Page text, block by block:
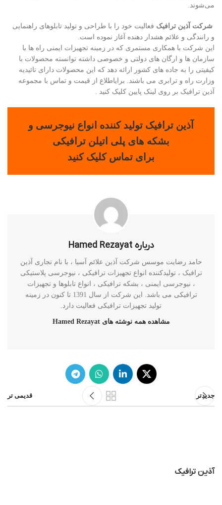
می‌شوند.
شرکت آذین ترافیک فعالیت خود را با طراحی و تولید تابلوهای راهنمایی
و رانندگی و علائم هشدار دهنده آغاز نموده است.
این شرکت با همکاری مستمری که در زمینه تجهیزات ایمنی راه ها با
سازمان ها و ارگان های دولتی و خصوصی داشته توانسته محصولات با
کیفیتی را به جاده های کشور ارائه دهد که این محصولات دارای تائیدیه
وزارت راه و ترابری می باشند. برایاطلاع از قیمت و تماس با مجموعه
آذین ترافیک بر روی لینک پایین کلیک کنید .
آذین ترافیک تولید کننده انواع نیوجرسی و
بشکه های پلی اتیلن ترافیکی
برای تماس کلیک کنید
درباره Hamed Rezayat
حامد رضایت موسس شرکت آذین علائم آسیا ، با نام تجاری آذین
ترافیک ، تولیدکننده انواع تجهیزات ترافیکی ، نیوجرسی پلاستیکی
، نیوجرسی ایمنی ، بشکه ترافیکی ، انواع تابلوها و تجهیزات
ترافیکی می باشد. این شرکت از سال 1391 تا کنون در زمینه
تولید تجهیزات ترافیکی فعالیت دارد.
مشاهده همه نوشته های Hamed Rezayat
جدیدتر قدیمی تر
آذین ترافیک